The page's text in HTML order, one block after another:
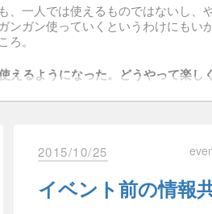
、一人では使えるものではないし、
ンガン使っていくというわけにもい
。
えるようになった。どうやって楽し
めました。
JohoKaigi 情報会議
」内に移動しま
_)m
1.html
2015/10/25
イベント前の情報